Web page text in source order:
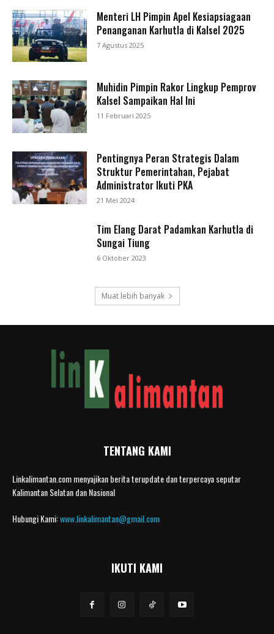
Menteri LH Pimpin Apel Kesiapsiagaan
Penanganan Karhutla di Kalsel 2025
7 Agustus 2025
Muhidin Pimpin Rakor Lingkup Pemprov
Kalsel Sampaikan Hal Ini
11 Februari 2025
Pentingnya Peran Strategis Dalam
Struktur Pemerintahan, Pejabat
Administrator Ikuti PKA
21 Mei 2024
Tim Elang Darat Padamkan Karhutla di
Sungai Tiung
6 Oktober 2023
Muat lebih banyak
TENTANG KAMI
Linkalimantan.com menyajikan berita terupdate dan terpercaya seputar
Kalimantan Selatan dan Nasional
Hubungi Kami:www.linkalimantan@gmail.com
IKUTI KAMI